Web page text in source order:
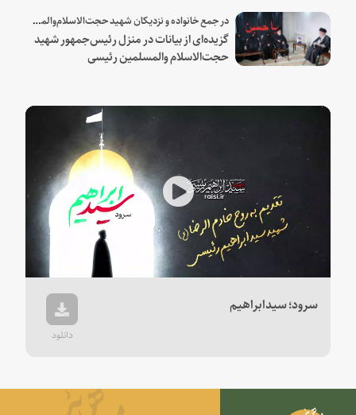
در جمع خانواده و نزدیکان شهید حجت‌الاسلام‌والمسلمین رئیسی:
گزیده‌ای از بیانات در منزل رئیس‌جمهور شهید
حجت‌الاسلام والمسلمین رئیسی
Play
Video
سرود؛ سیدابراهیم
دانلود